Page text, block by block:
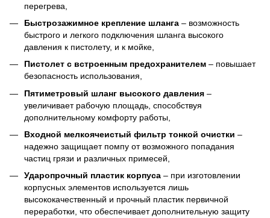
перегрева,
Быстрозажимное крепление шланга – возможность
быстрого и легкого подключения шланга высокого
давления к пистолету, и к мойке,
Пистолет с встроенным предохранителем – повышает
безопасность использования,
Пятиметровый шланг высокого давления –
увеличивает рабочую площадь, способствуя
дополнительному комфорту работы,
Входной мелкоячеистый фильтр тонкой очистки –
надежно защищает помпу от возможного попадания
частиц грязи и различных примесей,
Ударопрочный пластик корпуса – при изготовлении
корпусных элементов используется лишь
высококачественный и прочный пластик первичной
переработки, что обеспечивает дополнительную защиту